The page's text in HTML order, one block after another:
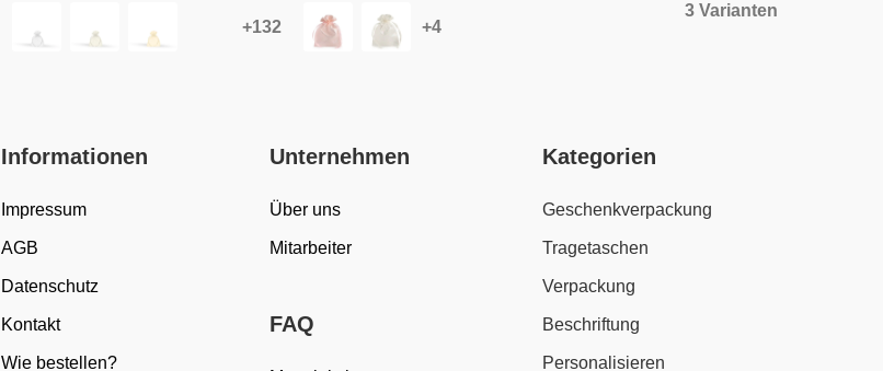
3 Varianten
Informationen
Impressum
AGB
Datenschutz
Kontakt
Wie bestellen?
Unternehmen
Über uns
Mitarbeiter
FAQ
Kategorien
Geschenkverpackung
Tragetaschen
Verpackung
Beschriftung
Personalisieren